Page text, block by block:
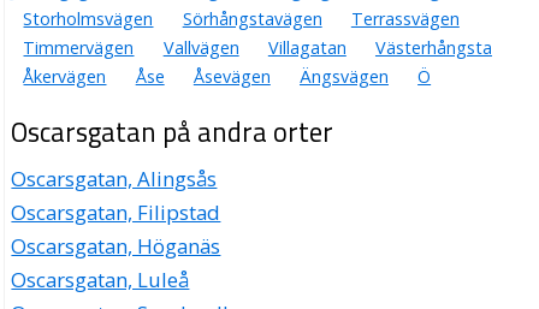
Storholmsvägen
Sörhångstavägen
Terrassvägen
Timmervägen
Vallvägen Villagatan
Västerhångsta
Åkervägen
Åse Åsevägen Ängsvägen Ö
Oscarsgatan på andra orter
Oscarsgatan, Alingsås
Oscarsgatan, Filipstad
Oscarsgatan, Höganäs
Oscarsgatan, Luleå